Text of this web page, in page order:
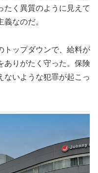
たく異質のように見えて
なのだ。
トップダウンで、給料が
ありがたく守った。保険
ないような犯罪が起こっ